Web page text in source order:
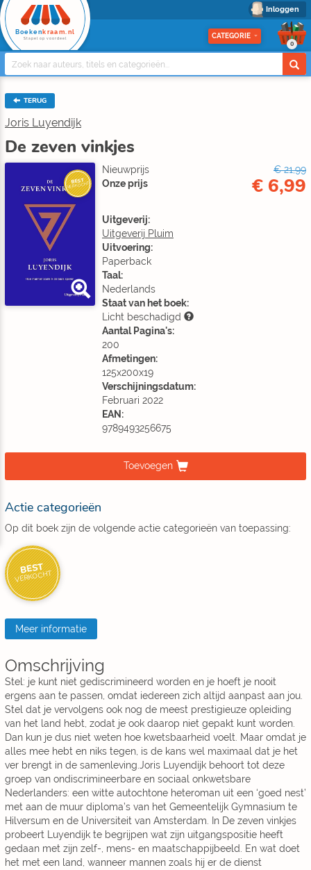
Inloggen
Boeken kraam.nl
Stapel op voordeel CATEGORIE
0
TERUG
Joris Luyendijk
De zeven vinkjes
BEST
VERKOCHT
Nieuwprijs
€ 21,99
Onze prijs
€ 6,99
Uitgeverij:
Uitgeverij Pluim
Uitvoering:
Paperback
Taal:
Nederlands
Staat van het boek:
Licht beschadigd
Aantal Pagina's:
200
Afmetingen:
125x200x19
Verschijningsdatum:
Februari 2022
EAN:
9789493256675
Toevoegen
Actie categorieën
Op dit boek zijn de volgende actie categorieën van toepassing:
BEST
VERKOCHT
Meer informatie
Omschrijving
Stel: je kunt niet gediscrimineerd worden en je hoeft je nooit
ergens aan te passen, omdat iedereen zich altijd aanpast aan jou.
Stel dat je vervolgens ook nog de meest prestigieuze opleiding
van het land hebt, zodat je ook daarop niet gepakt kunt worden.
Dan kun je dus niet weten hoe kwetsbaarheid voelt. Maar omdat je
alles mee hebt en niks tegen, is de kans wel maximaal dat je het
ver brengt in de samenleving.Joris Luyendijk behoort tot deze
groep van ondiscrimineerbare en sociaal onkwetsbare
Nederlanders: een witte autochtone heteroman uit een ‘goed nest’
met aan de muur diploma’s van het Gemeentelijk Gymnasium te
Hilversum en de Universiteit van Amsterdam. In De zeven vinkjes
probeert Luyendijk te begrijpen wat zijn uitgangspositie heeft
gedaan met zijn zelf-, mens- en maatschappijbeeld. En wat doet
het met een land, wanneer mannen zoals hij er de dienst